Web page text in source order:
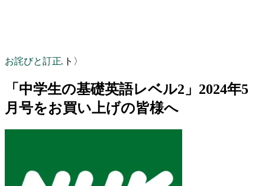
お詫びと訂正
〈NHKテキスト〉
「中学生の基礎英語レベル2」2024年5
月号をお買い上げの皆様へ